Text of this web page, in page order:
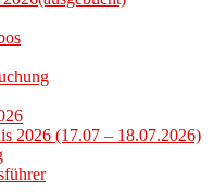
2026 (17.07 – 18.07.2026)